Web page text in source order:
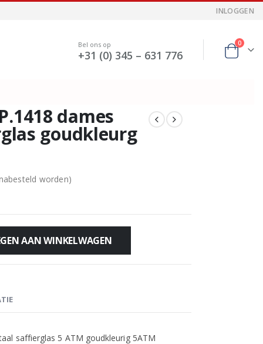
INLOGGEN
Bel ons op
+31 (0) 345 – 631 776
0
dames
goudkleurg
worden)
AAN WINKELWAGEN
saffierglas 5 ATM goudkleurig 5ATM